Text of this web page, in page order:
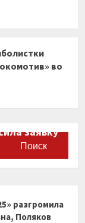
во
заявку
разгромила
Поляков